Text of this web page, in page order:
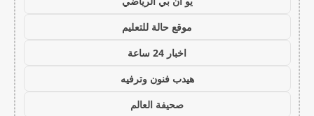
موقع حالة للتعليم
اخبار 24 ساعة
هيدب فنون وترفيه
صحيفة العالم